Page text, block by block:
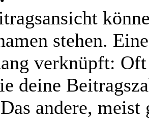
stehen.
verknüpft:
deine
andere,